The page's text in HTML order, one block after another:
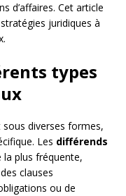
d’affaires. Cet article
juridiques à
types
diverses formes,
Les différends
plus fréquente,
clauses
ou de